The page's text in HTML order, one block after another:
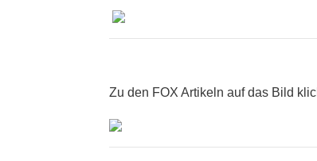
Zu den FOX Artikeln auf das Bild